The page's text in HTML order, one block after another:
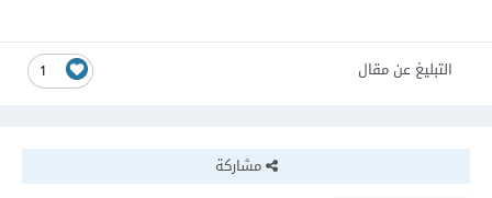
1 التبليغ عن مقال
مشاركة